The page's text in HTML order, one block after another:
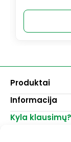
Produktai
Dažai
Dekoravimui
Lakai, skiedikliai
Informacija
Pirkimo taisyklės
Kyla